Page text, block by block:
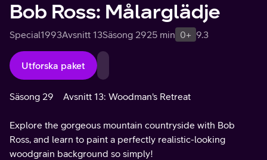
Bob Ross: Målarglädje
Special1993Avsnitt 13Säsong 2925 min 0+ 9.3
Utforska paket
Säsong 29 Avsnitt 13: Woodman's Retreat
Explore the gorgeous mountain countryside with Bob
Ross, and learn to paint a perfectly realistic-looking
woodgrain background so simply!